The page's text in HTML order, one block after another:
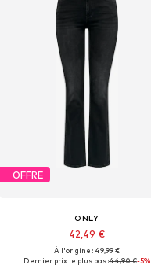
OFFRE
ONLY
42,49 €
À l'origine : 49,99 €
Dernier prix le plus bas :44,90 €-5%